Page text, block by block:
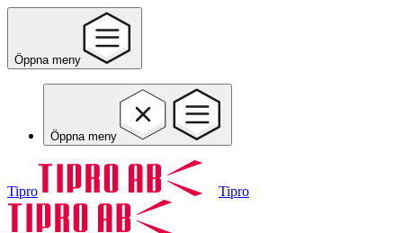
Öppna meny
Öppna meny
Tipro Tipro